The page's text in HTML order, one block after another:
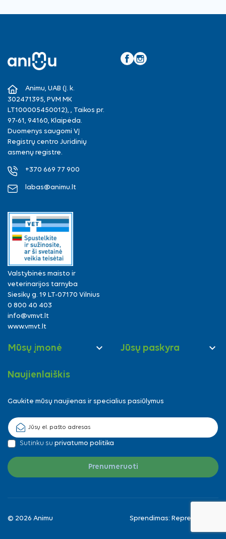
Animu, UAB (Į. k.
302471395, PVM MK
LT100005450012), , Taikos pr.
97-61, 94160, Klaipėda.
Duomenys saugomi VĮ
Registrų centro Juridinių
asmenų registre.
+370 669 77 900
labas@animu.lt
Valstybinės maisto ir
veterinarijos tarnyba
Siesikų g. 19 LT-07170 Vilnius
0 800 40 403
info@vmvt.lt
www.vmvt.lt
Mūsų įmonė  Jūsų paskyra 
Naujienlaiškis
Gaukite mūsų naujienas ir specialius pasiūlymus
Sutinku su privatumo politika
© 2026 Animu Sprendimas: Reprezentuok